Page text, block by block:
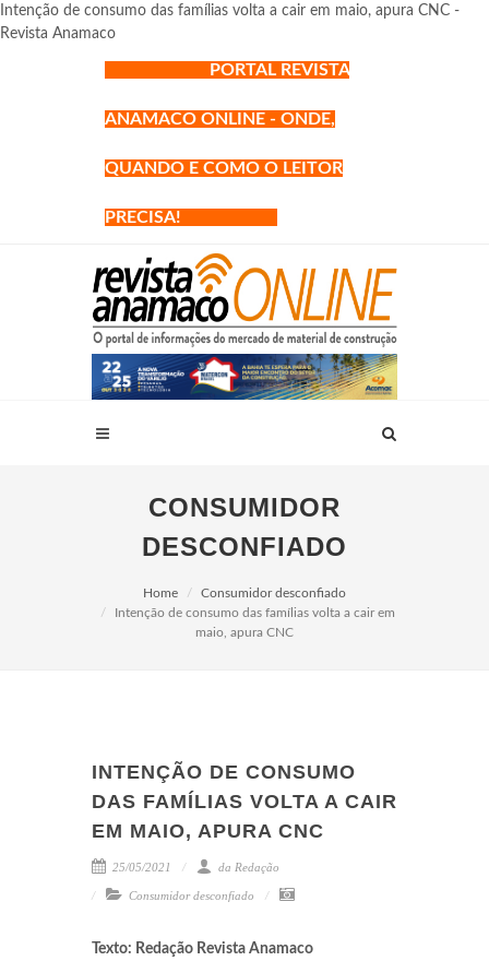
Intenção de consumo das famílias volta a cair em maio, apura CNC -
Revista Anamaco
PORTAL REVISTA
ANAMACO ONLINE - ONDE,
QUANDO E COMO O LEITOR
PRECISA!
CONSUMIDOR
DESCONFIADO
Home
Consumidor desconfiado
Intenção de consumo das famílias volta a cair em
maio, apura CNC
INTENÇÃO DE CONSUMO
DAS FAMÍLIAS VOLTA A CAIR
EM MAIO, APURA CNC
25/05/2021 da Redação
Consumidor desconfiado
Texto: Redação Revista Anamaco